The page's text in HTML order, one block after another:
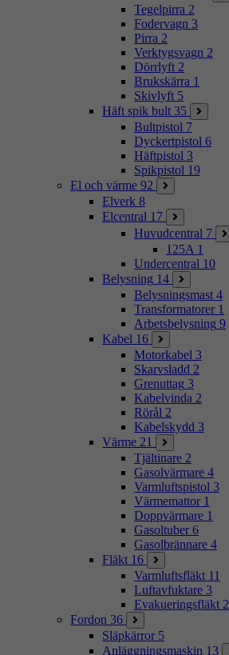
Tegelpirra 2
Fodervagn 3
Pirra 2
Verktygsvagn 2
Dörrlyft 2
Brukskärra 1
Skivlyft 5
Häft spik bult 35
Bultpistol 7
Dyckertpistol 6
Häftpistol 3
Spikpistol 19
El och värme 92
Elverk 8
Elcentral 17
Huvudcentral 7
125A 1
Undercentral 10
Belysning 14
Belysningsmast 4
Transformatorer 1
Arbetsbelysning 9
Kabel 16
Motorkabel 3
Skarvsladd 2
Grenuttag 3
Kabelvinda 2
Rörål 2
Kabelskydd 3
Värme 21
Tjältinare 2
Gasolvärmare 4
Varmluftspistol 3
Värmemattor 1
Doppvärmare 1
Gasoltuber 6
Gasolbrännare 4
Fläkt 16
Varmluftsfläkt 11
Luftavfuktare 3
Evakueringsfläkt 2
Fordon 36
Släpkärror 5
Anläggningsmaskin 13